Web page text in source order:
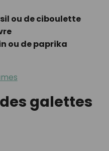
ou de ciboulette
ou de paprika
galettes